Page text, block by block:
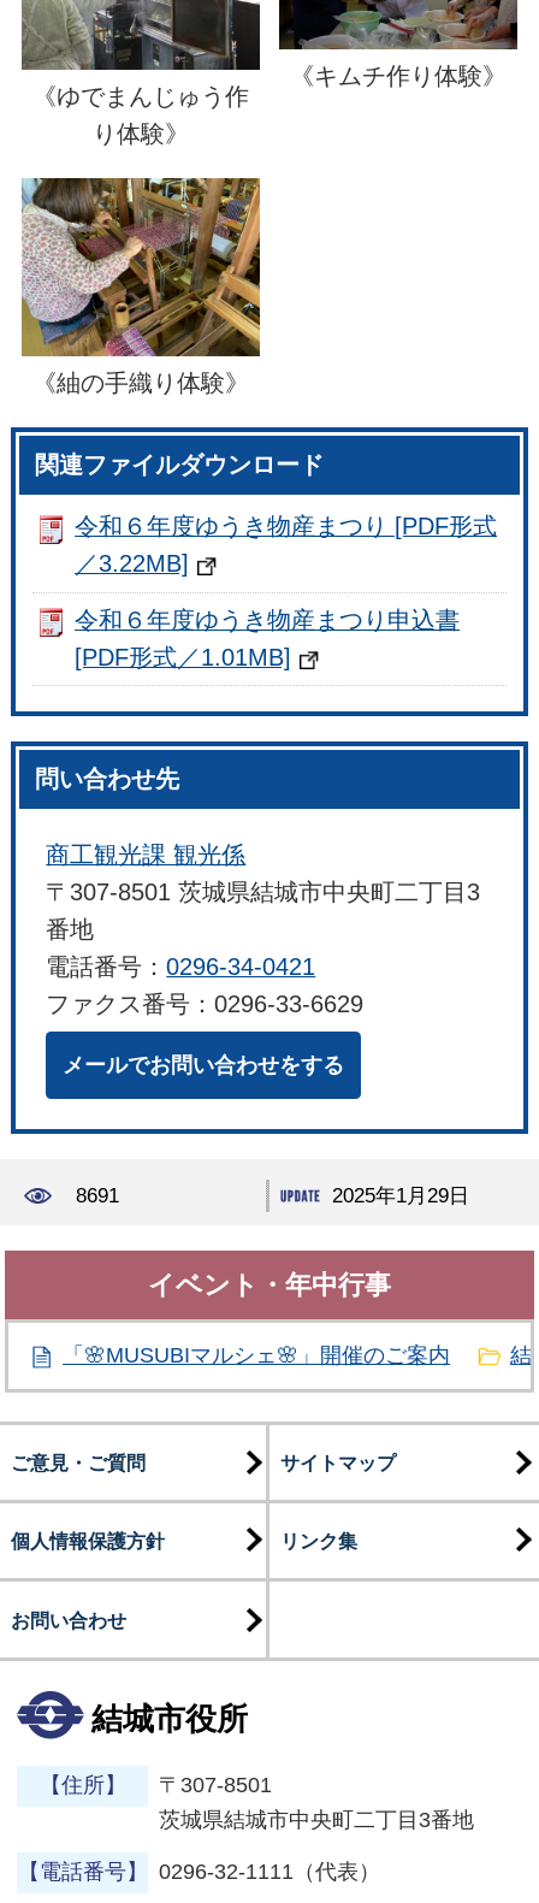
《ゆでまんじゅう作
り体験》
《キムチ作り体験》
《紬の手織り体験》
関連ファイルダウンロード
令和６年度ゆうき物産まつり [PDF形式
／3.22MB]
令和６年度ゆうき物産まつり申込書
[PDF形式／1.01MB]
問い合わせ先
商工観光課 観光係
〒307-8501 茨城県結城市中央町二丁目3
番地
電話番号：0296-34-0421
ファクス番号：0296-33-6629
メールでお問い合わせをする
8691 2025年1月29日
イベント・年中行事
「🌸MUSUBIマルシェ🌸」開催のご案内 結
ご意見・ご質問 サイトマップ
個人情報保護方針 リンク集
お問い合わせ
結城市役所
【住所】
〒307-8501
茨城県結城市中央町二丁目3番地
【電話番号】 0296-32-1111（代表）